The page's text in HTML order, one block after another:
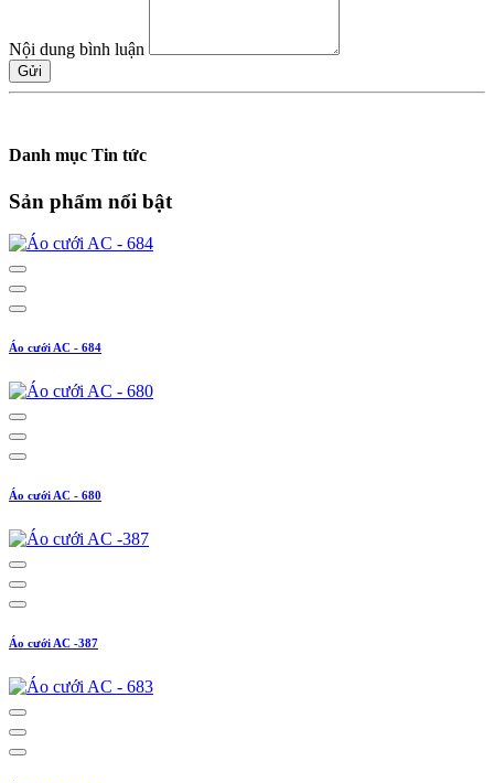
Nội dung bình luận
Gửi
Danh mục Tin tức
Sản phẩm nổi bật
Áo cưới AC - 684
Áo cưới AC - 680
Áo cưới AC -387